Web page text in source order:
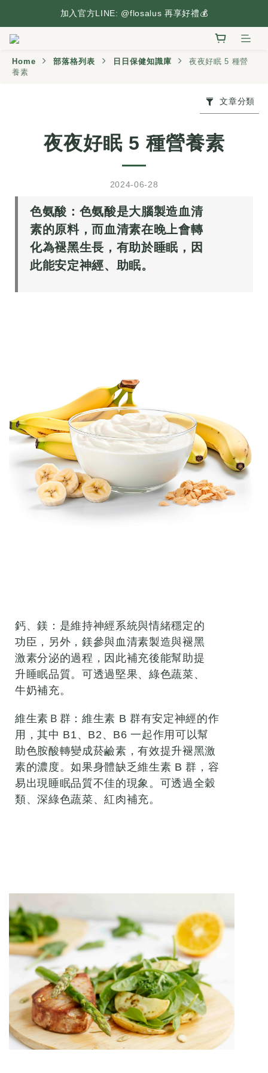
台灣本島滿2,500元享免運，搶先逛逛🛒
加入官方LINE: @flosalus 再享好禮💰
Home 部落格列表 日日保健知識庫
夜夜好眠 5 種營
養素
文章分類
夜夜好眠 5 種營養素
2024-06-28
色氨酸：色氨酸是大腦製造血清
素的原料，而血清素在晚上會轉
化為褪黑生長，有助於睡眠，因
此能安定神經、助眠。
鈣、鎂：是維持神經系統與情緒穩定的
功臣，另外，鎂參與血清素製造與褪黑
激素分泌的過程，因此補充後能幫助提
升睡眠品質。可透過堅果、綠色蔬菜、
牛奶補充。
維生素Ｂ群：維生素 B 群有安定神經的作
用，其中 B1、B2、B6 一起作用可以幫
助色胺酸轉變成菸鹼素，有效提升褪黑激
素的濃度。如果身體缺乏維生素 B 群，容
易出現睡眠品質不佳的現象。可透過全穀
類、深綠色蔬菜、紅肉補充。